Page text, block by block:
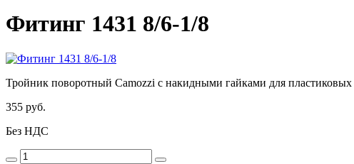
Фитинг 1431 8/6-1/8
Тройник поворотный Camozzi с накидными гайками для пластиковых
355 руб.
Без НДС